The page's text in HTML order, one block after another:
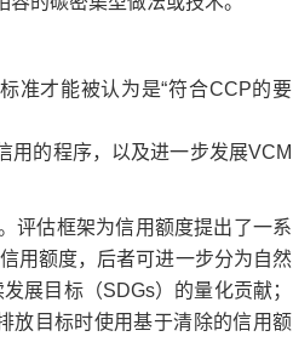
准才能被认为是“符合CCP的要
用的程序，以及进一步发展VCM
评估框架为信用额度提出了一系
用额度，后者可进一步分为自然
展目标（SDGs）的量化贡献；
放目标时使用基于清除的信用额